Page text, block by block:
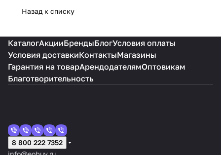
Назад к списку
КаталогАкцииБрендыБлогУсловия оплаты
Условия доставкиКонтактыМагазины
Гарантия на товарАрендодателямОптовикам
Благотворительность
8 800 222 7352